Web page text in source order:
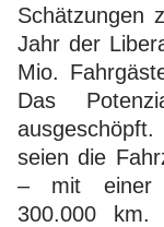
Schätzungen
Jahr der
Mio.
Das
seien die
– mit einer
300.000 km.